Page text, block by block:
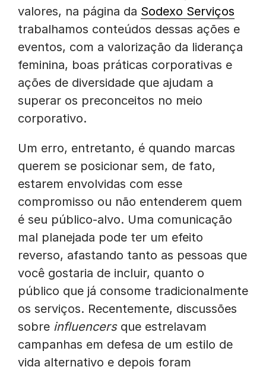
valores, na página da Sodexo Serviços
trabalhamos conteúdos dessas ações e
eventos, com a valorização da liderança
feminina, boas práticas corporativas e
ações de diversidade que ajudam a
superar os preconceitos no meio
corporativo.
Um erro, entretanto, é quando marcas
querem se posicionar sem, de fato,
estarem envolvidas com esse
compromisso ou não entenderem quem
é seu público-alvo. Uma comunicação
mal planejada pode ter um efeito
reverso, afastando tanto as pessoas que
você gostaria de incluir, quanto o
público que já consome tradicionalmente
os serviços. Recentemente, discussões
sobre influencersque estrelavam
campanhas em defesa de um estilo de
vida alternativo e depois foram